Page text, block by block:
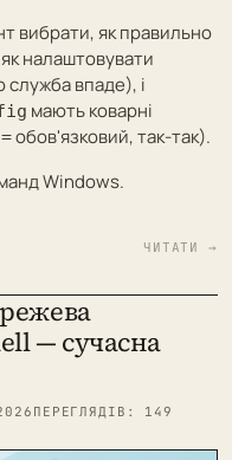
вибрати, як правильно
налаштовувати
впаде), і
мають коварні
=обов'язковий, так-так).
Windows.
ЧИТАТИ →
— сучасна
ПЕРЕГЛЯДІВ: 149